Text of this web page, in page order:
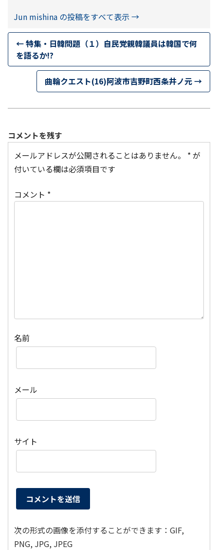
Jun mishina の投稿をすべて表示 →
←特集・日韓問題（１）自民党親韓議員は韓国で何
を語るか!?
曲輪クエスト(16)阿波市吉野町西条井ノ元→
コメントを残す
メールアドレスが公開されることはありません。
*が
付いている欄は必須項目です
コメント *
名前
メール
サイト
次の形式の画像を添付することができます：GIF,
PNG, JPG, JPEG